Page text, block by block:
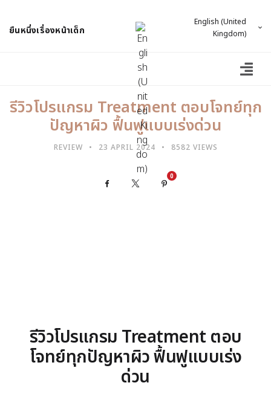
ยืนหนึ่งเรื่องหน้าเด็ก
English (United
Kingdom)
รีวิวโปรแกรม Treatment ตอบโจทย์ทุก
ปัญหาผิว ฟื้นฟูแบบเร่งด่วน
23 APRIL 2024
REVIEW 8582 VIEWS
Facebook
0
รีวิวโปรแกรม Treatment ตอบ
โจทย์ทุกปัญหาผิว ฟื้นฟูแบบเร่ง
ด่วน